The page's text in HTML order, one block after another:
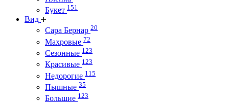
Букет 151
Вид
Сара Бернар 20
Махровые 72
Сезонные 123
Красивые 123
Недорогие 115
Пышные 35
Большие 123